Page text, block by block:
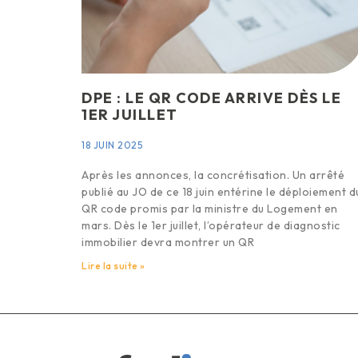
DPE : LE QR CODE ARRIVE DÈS LE
1ER JUILLET
18 JUIN 2025
Après les annonces, la concrétisation. Un arrêté
publié au JO de ce 18 juin entérine le déploiement
QR code promis par la ministre du Logement en
mars. Dès le 1er juillet, l’opérateur de diagnostic
immobilier devra montrer un QR
Lire la suite »